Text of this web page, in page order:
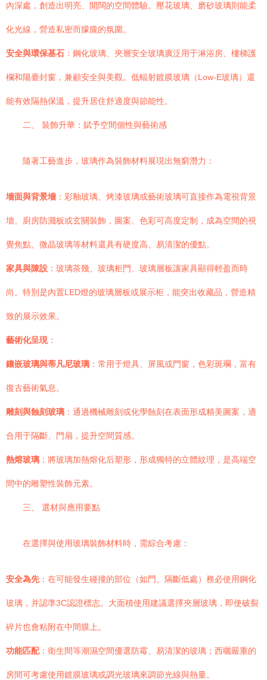
內深處，創造出明亮、開闊的空間體驗。壓花玻璃、磨砂玻璃則能柔
化光線，營造私密而朦朧的氛圍。
安全與環保基石 ：鋼化玻璃、夾層安全玻璃廣泛用于淋浴房、樓梯護
欄和陽臺封窗，兼顧安全與美觀。低輻射鍍膜玻璃（Low-E玻璃）還
能有效隔熱保溫，提升居住舒適度與節能性。
二、 裝飾升華：賦予空間個性與藝術感
隨著工藝進步，玻璃作為裝飾材料展現出無窮潛力：
墻面與背景墻 ：彩釉玻璃、烤漆玻璃或藝術玻璃可直接作為電視背景
墻、廚房防濺板或玄關裝飾，圖案、色彩可高度定制，成為空間的視
覺焦點。微晶玻璃等材料還具有硬度高、易清潔的優點。
家具與陳設 ：玻璃茶幾、玻璃柜門、玻璃層板讓家具顯得輕盈而時
尚。特別是內置LED燈的玻璃層板或展示柜，能突出收藏品，營造精
致的展示效果。
藝術化呈現 ：
鑲嵌玻璃與蒂凡尼玻璃 ：常用于燈具、屏風或門窗，色彩斑斕，富有
復古藝術氣息。
雕刻與蝕刻玻璃 ：通過機械雕刻或化學蝕刻在表面形成精美圖案，適
合用于隔斷、門扇，提升空間質感。
熱熔玻璃 ：將玻璃加熱熔化后塑形，形成獨特的立體紋理，是高端空
間中的雕塑性裝飾元素。
三、 選材與應用要點
在選擇與使用玻璃裝飾材料時，需綜合考慮：
安全為先 ：在可能發生碰撞的部位（如門、隔斷低處）務必使用鋼化
玻璃，并認準3C認證標志。大面積使用建議選擇夾層玻璃，即使破裂
碎片也會粘附在中間膜上。
功能匹配：衛生間等潮濕空間優選防霉、易清潔的玻璃；西曬嚴重的
房間可考慮使用鍍膜玻璃或調光玻璃來調節光線與熱量。